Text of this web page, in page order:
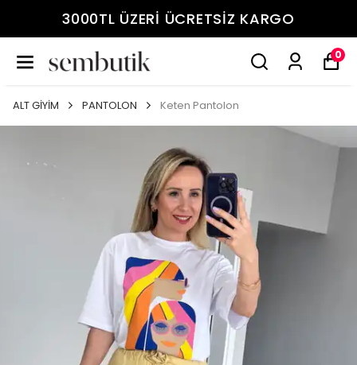
3000TL ÜZERİ ÜCRETSİZ KARGO
0
ALT GİYİM PANTOLON Keten Pantolon